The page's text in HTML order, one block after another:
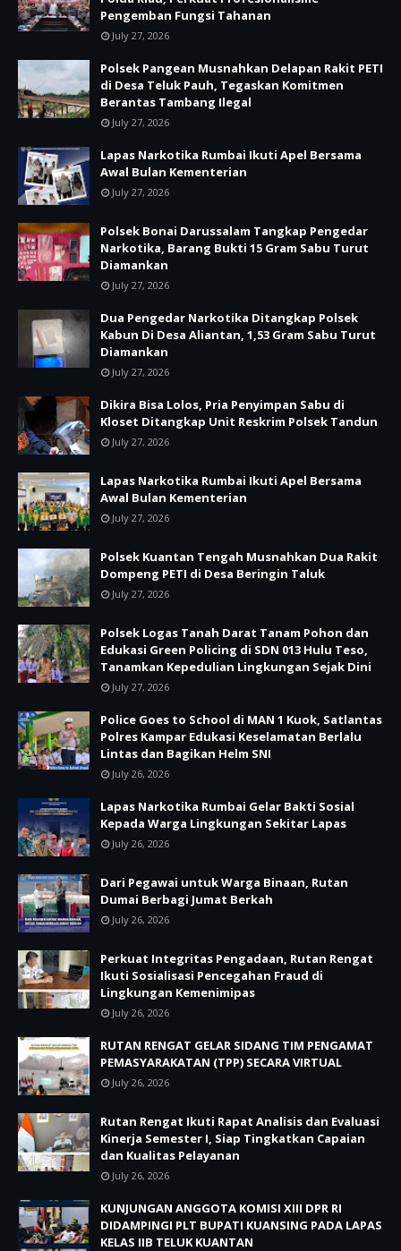
Pengemban Fungsi Tahanan
July 27, 2026
Polsek Pangean Musnahkan Delapan Rakit PETI
di Desa Teluk Pauh, Tegaskan Komitmen
Berantas Tambang Ilegal
July 27, 2026
Lapas Narkotika Rumbai Ikuti Apel Bersama
Awal Bulan Kementerian
July 27, 2026
Polsek Bonai Darussalam Tangkap Pengedar
Narkotika, Barang Bukti 15 Gram Sabu Turut
Diamankan
July 27, 2026
Dua Pengedar Narkotika Ditangkap Polsek
Kabun Di Desa Aliantan, 1,53 Gram Sabu Turut
Diamankan
July 27, 2026
Dikira Bisa Lolos, Pria Penyimpan Sabu di
Kloset Ditangkap Unit Reskrim Polsek Tandun
July 27, 2026
Lapas Narkotika Rumbai Ikuti Apel Bersama
Awal Bulan Kementerian
July 27, 2026
Polsek Kuantan Tengah Musnahkan Dua Rakit
Dompeng PETI di Desa Beringin Taluk
July 27, 2026
Polsek Logas Tanah Darat Tanam Pohon dan
Edukasi Green Policing di SDN 013 Hulu Teso,
Tanamkan Kepedulian Lingkungan Sejak Dini
July 27, 2026
Police Goes to School di MAN 1 Kuok, Satlantas
Polres Kampar Edukasi Keselamatan Berlalu
Lintas dan Bagikan Helm SNI
July 26, 2026
Lapas Narkotika Rumbai Gelar Bakti Sosial
Kepada Warga Lingkungan Sekitar Lapas
July 26, 2026
Dari Pegawai untuk Warga Binaan, Rutan
Dumai Berbagi Jumat Berkah
July 26, 2026
Perkuat Integritas Pengadaan, Rutan Rengat
Ikuti Sosialisasi Pencegahan Fraud di
Lingkungan Kemenimipas
July 26, 2026
RUTAN RENGAT GELAR SIDANG TIM PENGAMAT
PEMASYARAKATAN (TPP) SECARA VIRTUAL
July 26, 2026
Rutan Rengat Ikuti Rapat Analisis dan Evaluasi
Kinerja Semester I, Siap Tingkatkan Capaian
dan Kualitas Pelayanan
July 26, 2026
KUNJUNGAN ANGGOTA KOMISI XIII DPR RI
DIDAMPINGI PLT BUPATI KUANSING PADA LAPAS
KELAS IIB TELUK KUANTAN